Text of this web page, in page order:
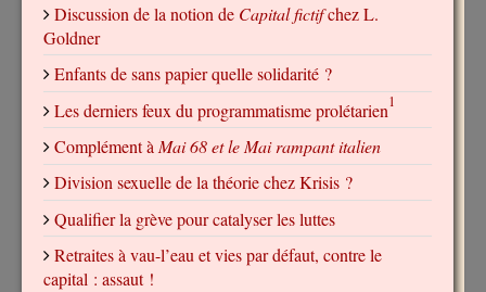
Discussion de la notion de Capital fictifchez L.
Goldner
Enfants de sans papier quelle solidarité ?
Les derniers feux du programmatisme prolétarien1
Complément à Mai 68 et le Mai rampant italien
Division sexuelle de la théorie chez Krisis ?
Qualifier la grève pour catalyser les luttes
Retraites à vau-l’eau et vies par défaut, contre le
capital : assaut !